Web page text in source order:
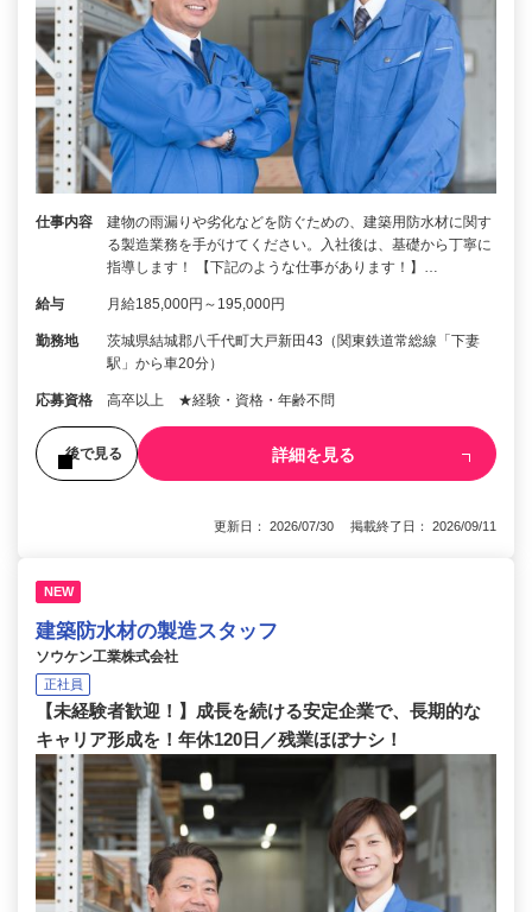
仕事内容
建物の雨漏りや劣化などを防ぐための、建築用防水材に関す
る製造業務を手がけてください。入社後は、基礎から丁寧に
指導します！ 【下記のような仕事があります！】…
給与 月給185,000円～195,000円
勤務地
茨城県結城郡八千代町大戸新田43（関東鉄道常総線「下妻
駅」から車20分）
応募資格 高卒以上 ★経験・資格・年齢不問
後で見る 詳細を見る
更新日： 2026/07/30 掲載終了日： 2026/09/11
NEW
建築防水材の製造スタッフ
ソウケン工業株式会社
正社員
【未経験者歓迎！】成長を続ける安定企業で、長期的な
キャリア形成を！年休120日／残業ほぼナシ！